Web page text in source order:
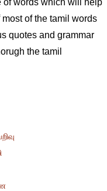
of words which will help
of the tamil words
quotes and grammar
the tamil